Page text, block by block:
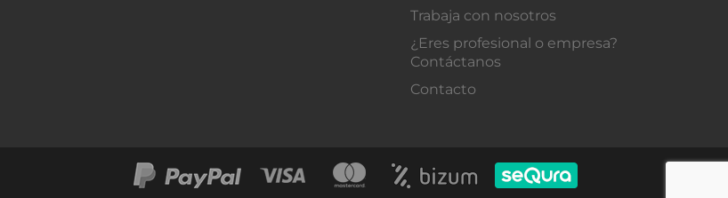
Trabaja con nosotros
¿Eres profesional o empresa?
Contáctanos
Contacto